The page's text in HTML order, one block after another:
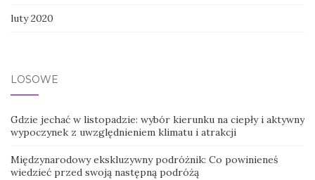
luty 2020
LOSOWE
Gdzie jechać w listopadzie: wybór kierunku na ciepły i aktywny
wypoczynek z uwzględnieniem klimatu i atrakcji
Międzynarodowy ekskluzywny podróżnik: Co powinieneś
wiedzieć przed swoją następną podróżą